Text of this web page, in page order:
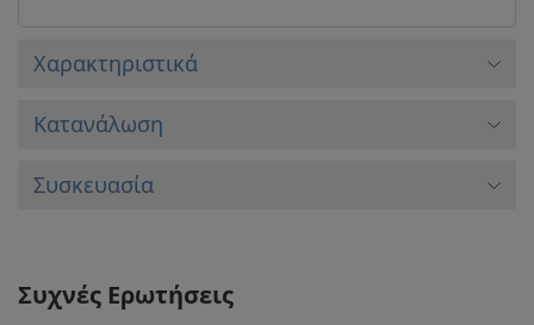
Xαρακτηριστικά
Κατανάλωση
Συσκευασία
Συχνές Ερωτήσεις